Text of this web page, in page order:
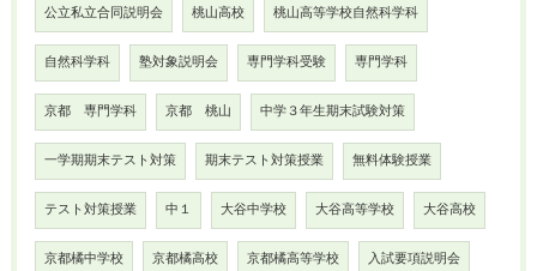
公立私立合同説明会 桃山高校 桃山高等学校自然科学科
自然科学科 塾対象説明会 専門学科受験 専門学科
京都 専門学科 京都 桃山 中学３年生期末試験対策
一学期期末テスト対策 期末テスト対策授業 無料体験授業
テスト対策授業 中１ 大谷中学校 大谷高等学校 大谷高校
京都橘中学校 京都橘高校 京都橘高等学校 入試要項説明会